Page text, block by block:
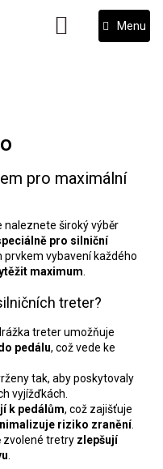
NÁKUPNÍ
KOŠÍK
pro maximální
naleznete široký výběr
pro silniční
prvkem vybavení každého
maximum.
treter?
treter umožňuje
pedálu, což vede ke
tak, aby poskytovaly
vyjížďkách.
k pedálům, což zajišťuje
riziko zranění.
zvolené tretry zlepšují
.